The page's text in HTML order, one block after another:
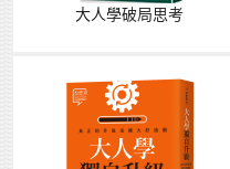
大人學破局思考